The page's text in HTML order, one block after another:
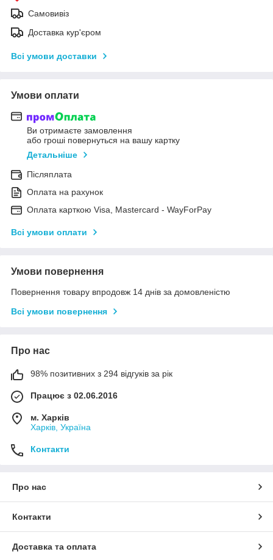
Самовивіз
Доставка кур'єром
Всі умови доставки
Умови оплати
Ви отримаєте замовлення
або гроші повернуться на вашу картку
Детальніше
Післяплата
Оплата на рахунок
Оплата карткою Visa, Mastercard - WayForPay
Всі умови оплати
Умови повернення
Повернення товару впродовж 14 днів за домовленістю
Всі умови повернення
Про нас
98% позитивних з 294 відгуків за рік
Працює з 02.06.2016
м. Харків
Харків, Україна
Контакти
Про нас
Контакти
Доставка та оплата